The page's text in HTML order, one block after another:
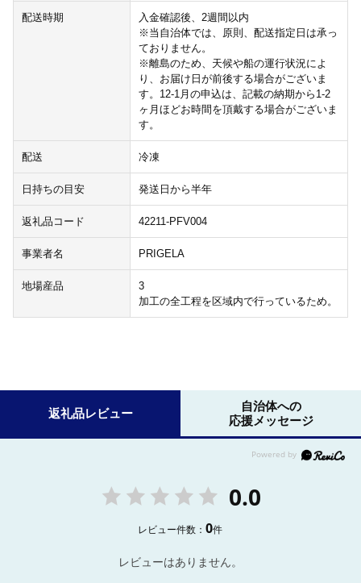
配送時期
入金確認後、2週間以内
※当自治体では、原則、配送指定日は承っ
ておりません。
※離島のため、天候や船の運行状況によ
り、お届け日が前後する場合がございま
す。12-1月の申込は、記載の納期から1-2
ヶ月ほどお時間を頂戴する場合がございま
す。
配送 冷凍
日持ちの目安 発送日から半年
返礼品コード 42211-PFV004
事業者名 PRIGELA
地場産品
3
加工の全工程を区域内で行っているため。
返礼品レビュー
自治体への
応援メッセージ
0.0
レビュー件数：0件
レビューはありません。